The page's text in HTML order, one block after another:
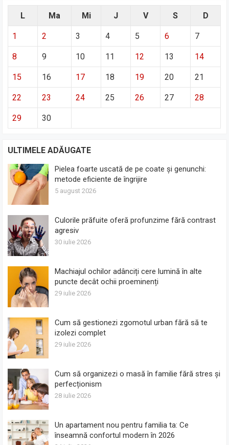
L Ma Mi J V S D
1 2 3 4 5 6 7
8 9 10 11 12 13 14
15 16 17 18 19 20 21
22 23 24 25 26 27 28
29 30
ULTIMELE ADĂUGATE
Pielea foarte uscată de pe coate și genunchi:
metode eficiente de îngrijire
5 august 2026
Culorile prăfuite oferă profunzime fără contrast
agresiv
30 iulie 2026
Machiajul ochilor adânciți cere lumină în alte
puncte decât ochii proeminenți
29 iulie 2026
Cum să gestionezi zgomotul urban fără să te
izolezi complet
29 iulie 2026
Cum să organizezi o masă în familie fără stres și
perfecționism
28 iulie 2026
Un apartament nou pentru familia ta: Ce
înseamnă confortul modern în 2026